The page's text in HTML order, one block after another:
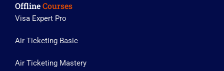
OfflineCourses
Visa Expert Pro
Air Ticketing Basic
Air Ticketing Mastery